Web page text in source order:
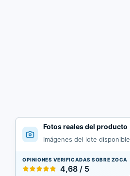
Fotos reales del producto
Imágenes del lote disponible
OPINIONES VERIFICADAS SOBRE ZOCA
4,68 / 5